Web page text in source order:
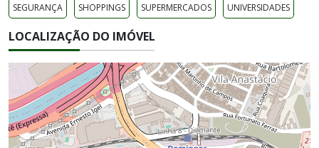
SEGURANÇA SHOPPINGS SUPERMERCADOS UNIVERSIDADES
LOCALIZAÇÃO DO IMÓVEL